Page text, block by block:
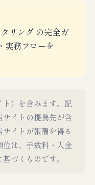
リング の完全ガ
実務フローを
）を含みます。記
イトの提携先が含
イトが報酬を得る
は、手数料・入金
づくものです。